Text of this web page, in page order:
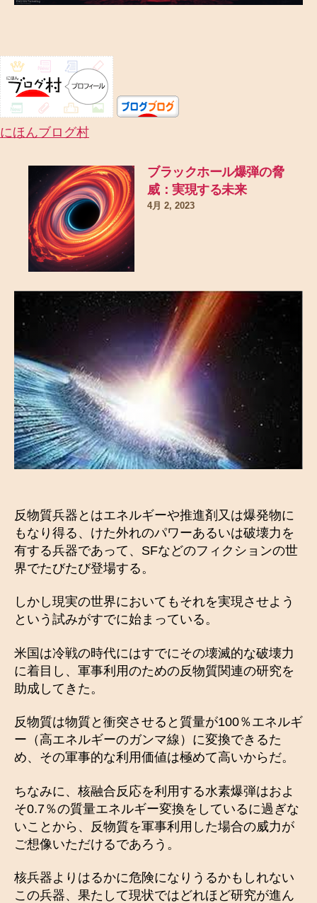
と
性
へ
の
にほんブログ村
ブラックホール爆弾の脅
威：実現する未来
4月 2, 2023
反物質兵器とはエネルギーや推進剤又は爆発物に
もなり得る、けた外れのパワーあるいは破壊力を
有する兵器であって、SFなどのフィクションの世
界でたびたび登場する。
しかし現実の世界においてもそれを実現させよう
という試みがすでに始まっている。
米国は冷戦の時代にはすでにその壊滅的な破壊力
に着目し、軍事利用のための反物質関連の研究を
助成してきた。
反物質は物質と衝突させると質量が100％エネルギ
ー（高エネルギーのガンマ線）に変換できるた
め、その軍事的な利用価値は極めて高いからだ。
ちなみに、核融合反応を利用する水素爆弾はおよ
そ0.7％の質量エネルギー変換をしているに過ぎな
いことから、反物質を軍事利用した場合の威力が
ご想像いただけるであろう。
核兵器よりはるかに危険になりうるかもしれない
この兵器、果たして現状ではどれほど研究が進ん